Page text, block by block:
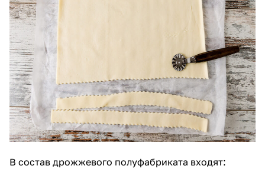
В состав дрожжевого полуфабриката входят: